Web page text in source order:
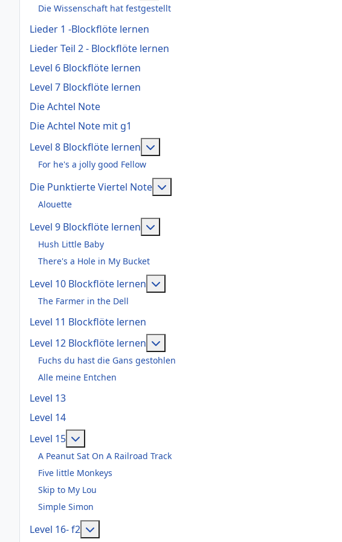
Die Wissenschaft hat festgestellt
Lieder 1 -Blockflöte lernen
Lieder Teil 2 - Blockflöte lernen
Level 6 Blockflöte lernen
Level 7 Blockflöte lernen
Die Achtel Note
Die Achtel Note mit g1
Level 8 Blockflöte lernen
For he's a jolly good Fellow
Die Punktierte Viertel Note
Alouette
Level 9 Blockflöte lernen
Hush Little Baby
There's a Hole in My Bucket
Level 10 Blockflöte lernen
The Farmer in the Dell
Level 11 Blockflöte lernen
Level 12 Blockflöte lernen
Fuchs du hast die Gans gestohlen
Alle meine Entchen
Level 13
Level 14
Level 15
A Peanut Sat On A Railroad Track
Five little Monkeys
Skip to My Lou
Simple Simon
Level 16- f2